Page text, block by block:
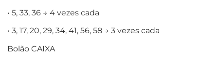
• 5, 33, 36 → 4 vezes cada
• 3, 17, 20, 29, 34, 41, 56, 58 → 3 vezes cada
Bolão CAIXA